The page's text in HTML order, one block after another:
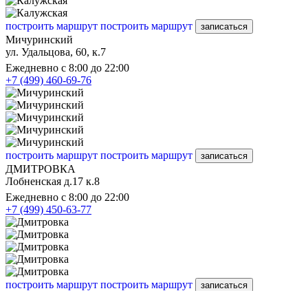
построить маршрут построить маршрут записаться
Мичуринский
ул. Удальцова, 60, к.7
Ежедневно с 8:00 до 22:00
+7 (499) 460-69-76
построить маршрут построить маршрут записаться
ДМИТРОВКА
Лобненская д.17 к.8
Ежедневно с 8:00 до 22:00
+7 (499) 450-63-77
построить маршрут построить маршрут записаться